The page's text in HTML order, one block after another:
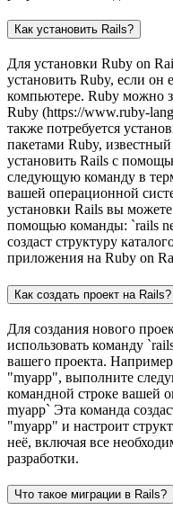
Как установить Rails?
Для установки Ruby on
установить Ruby, если
компьютере. Ruby можно
Ruby (https://www.ruby-
также потребуется
пакетами Ruby,
установить Rails с
следующую команду в
вашей операционной
установки Rails вы
помощью команды: `rails
создаст структуру
приложения на Ruby on
Как создать проект на Rails?
Для создания нового
использовать команду
вашего проекта.
"myapp", выполните
командной строке вашей
myapp` Эта команда
"myapp" и настроит
неё, включая все
разработки.
Что такое миграции в Rails?